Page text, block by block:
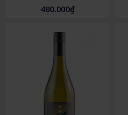
480.000₫